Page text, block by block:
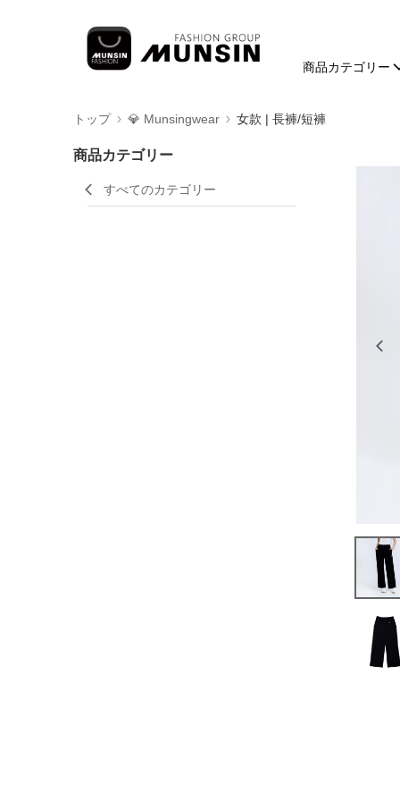
商品カテゴリー
トップ 💎 Munsingwear 女款 | 長褲/短褲
商品カテゴリー
すべてのカテゴリー